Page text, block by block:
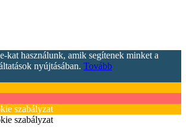
kat használunk, amik segítenek minket a
nyújtásában. Tovább
szabályzat
szabályzat